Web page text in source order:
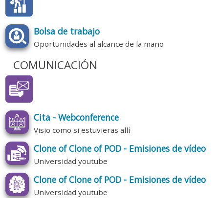
Bolsa de trabajo
Oportunidades al alcance de la mano
COMUNICACIÓN
Cita - Webconference
Visio como si estuvieras allí
Clone of Clone of POD - Emisiones de vídeo
Universidad youtube
Clone of Clone of POD - Emisiones de vídeo
Universidad youtube